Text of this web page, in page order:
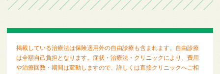
掲載している治療法は保険適用外の自由診療も含まれます。自由診療
は全額自己負担となります。症状・治療法・クリニックにより、費用
や治療回数・期間は変動しますので、詳しくは直接クリニックへご相